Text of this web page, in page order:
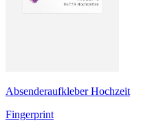
Absenderaufkleber Hochzeit
Fingerprint